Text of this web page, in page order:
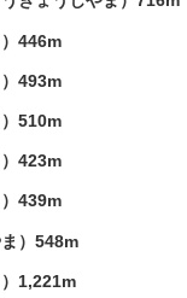
446m
493m
510m
423m
439m
）548m
1,221m